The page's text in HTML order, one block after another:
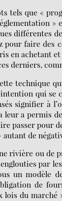
tels que «
différentes
pour faire des
en achetant
derniers,
technique
qui
signifier à
leur a permis
passer pour
de
rivière ou de
par
un modèle
de
lois du